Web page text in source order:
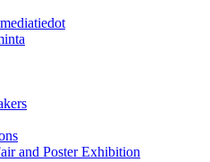
and Poster Exhibition